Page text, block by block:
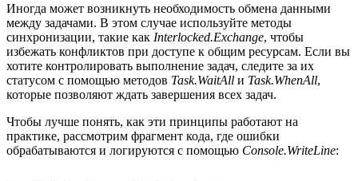
Иногда может возникнуть необходимость обмена данными
между задачами. В этом случае используйте методы
синхронизации, такие как Interlocked.Exchange, чтобы
избежать конфликтов при доступе к общим ресурсам. Если вы
хотите контролировать выполнение задач, следите за их
статусом с помощью методов Task.WaitAll и Task.WhenAll,
которые позволяют ждать завершения всех задач.
Чтобы лучше понять, как эти принципы работают на
практике, рассмотрим фрагмент кода, где ошибки
обрабатываются и логируются с помощью Console.WriteLine: